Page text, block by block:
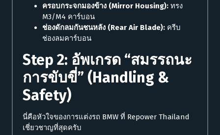
ครอบกระจกมองข้าง (Mirror Housing): ทรง
M3/M4 คาร์บอน
ช่องดักลมกันชนหลัง (Rear Air Blade): ครีบ
ช่องลมคาร์บอน
Step 2: อัพเกรด “สมรรถนะ
การขับขี่” (Handling &
Safety)
นี่คือหัวใจของการแต่งรถ BMW ที่ Repower Thailand
เชี่ยวชาญที่สุดครับ